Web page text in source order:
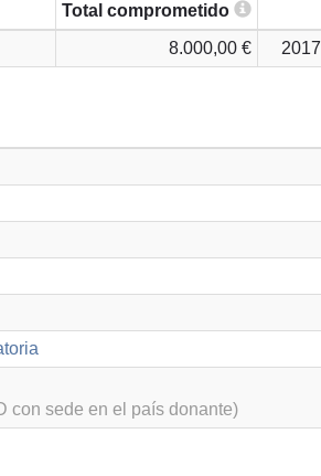
Total comprometido
8.000,00 € 2017
con sede en el país donante)